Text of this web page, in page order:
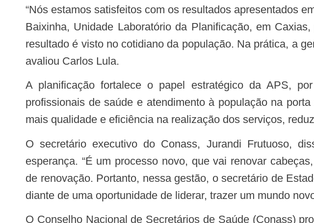
“Nós estamos satisfeitos com os resultados apresentados em um prazo menor do que o esperado. Na Unidade Básica de Saúde
Baixinha, Unidade Laboratório da Planificação, em
resultado é visto no cotidiano da população. Na prática, a
avaliou Carlos Lula.
A planificação fortalece o papel estratégico da APS, por meio do planejamento, renovando o processo de trabalho dos
profissionais de saúde e atendimento à população na
mais qualidade e eficiência na realização dos serviços,
O secretário executivo do Conass, Jurandi Frutuoso, disse que vê o processo de planificação no Maranhão com muita
esperança. “É um processo novo, que vai renovar
de renovação. Portanto, nessa gestão, o secretário de
diante de uma oportunidade de liderar, trazer um mundo
O Conselho Nacional de Secretários de Saúde (Conass) propõe a planificação da APS por meio da realização de nove oficinas